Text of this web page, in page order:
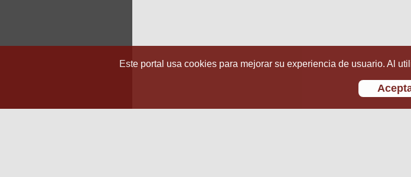
Este portal usa cookies para mejorar su experiencia de usuario. Al